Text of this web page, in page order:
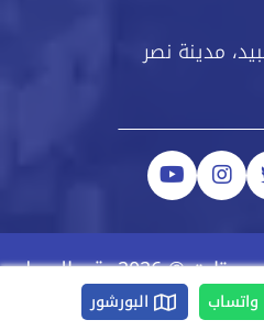
جميع الحقوق محفوظة نيو ستارت © 2026 رقم السجل
واتساب البورشور